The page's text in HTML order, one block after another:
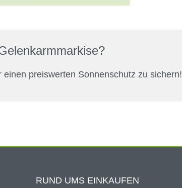
einen preiswerten Sonnenschutz zu sichern!
RUND UMS EINKAUFEN